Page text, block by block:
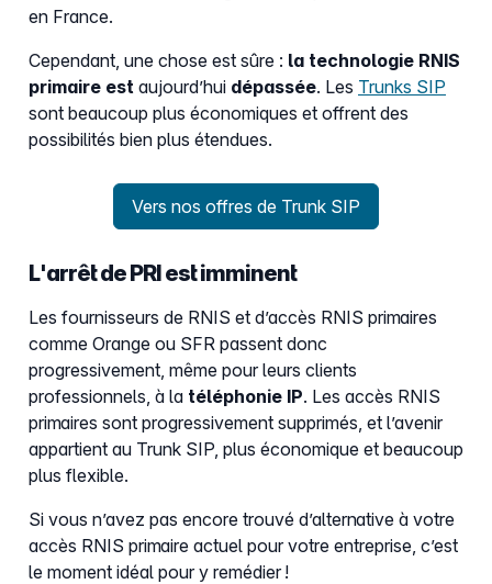
en France.
Cependant, une chose est sûre : la technologie RNIS
primaire est aujourd’hui dépassée. Les Trunks SIP
sont beaucoup plus économiques et offrent des
possibilités bien plus étendues.
Vers nos offres de Trunk SIP
L'arrêt de PRI est imminent
Les fournisseurs de RNIS et d’accès RNIS primaires
comme Orange ou SFR passent donc
progressivement, même pour leurs clients
professionnels, à la téléphonie IP. Les accès RNIS
primaires sont progressivement supprimés, et l’avenir
appartient au Trunk SIP, plus économique et beaucoup
plus flexible.
Si vous n’avez pas encore trouvé d’alternative à votre
accès RNIS primaire actuel pour votre entreprise, c’est
le moment idéal pour y remédier !